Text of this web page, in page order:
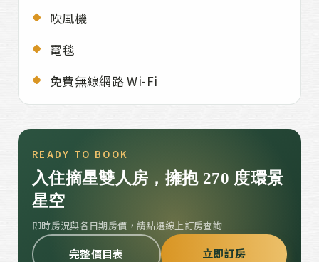
吹風機
電毯
免費無線網路 Wi-Fi
READY TO BOOK
入住摘星雙人房，擁抱 270 度環景
星空
即時房況與各日期房價，請點選線上訂房查詢
完整價目表 立即訂房